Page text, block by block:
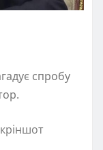
спробу